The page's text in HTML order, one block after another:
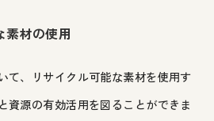
素材の使用
て、リサイクル可能な素材を使用す
資源の有効活用を図ることができま